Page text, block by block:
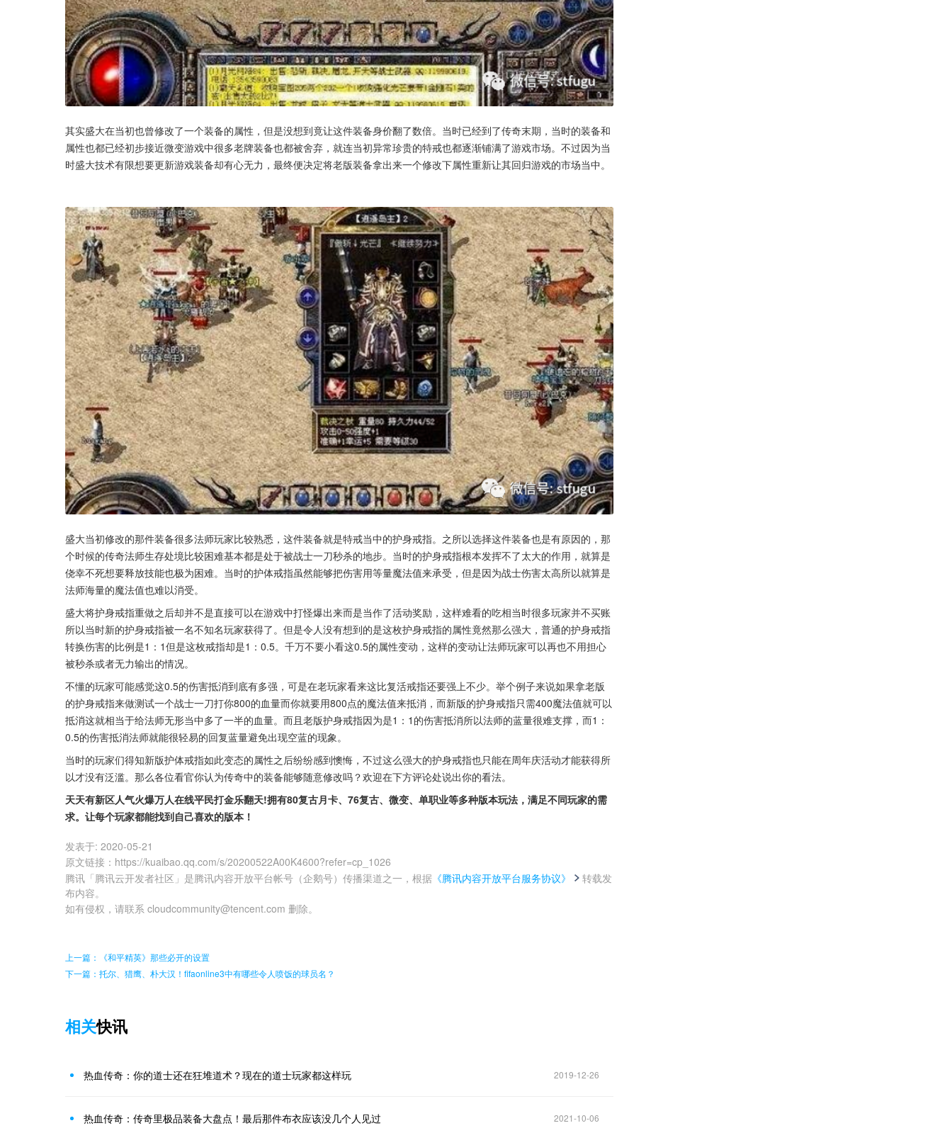
其实盛大在当初也曾修改了一个装备的属性，但是没想到竟让这件装备身价翻了数倍。当时已经到了传奇末期，当时的装备和
属性也都已经初步接近微变游戏中很多老牌装备也都被舍弃，就连当初异常珍贵的特戒也都逐渐铺满了游戏市场。不过因为当
时盛大技术有限想要更新游戏装备却有心无力，最终便决定将老版装备拿出来一个修改下属性重新让其回归游戏的市场当中。
盛大当初修改的那件装备很多法师玩家比较熟悉，这件装备就是特戒当中的护身戒指。之所以选择这件装备也是有原因的，那
个时候的传奇法师生存处境比较困难基本都是处于被战士一刀秒杀的地步。当时的护身戒指根本发挥不了太大的作用，就算是
侥幸不死想要释放技能也极为困难。当时的护体戒指虽然能够把伤害用等量魔法值来承受，但是因为战士伤害太高所以就算是
法师海量的魔法值也难以消受。
盛大将护身戒指重做之后却并不是直接可以在游戏中打怪爆出来而是当作了活动奖励，这样难看的吃相当时很多玩家并不买账
所以当时新的护身戒指被一名不知名玩家获得了。但是令人没有想到的是这枚护身戒指的属性竟然那么强大，普通的护身戒指
转换伤害的比例是1：1但是这枚戒指却是1：0.5。千万不要小看这0.5的属性变动，这样的变动让法师玩家可以再也不用担心
被秒杀或者无力输出的情况。
不懂的玩家可能感觉这0.5的伤害抵消到底有多强，可是在老玩家看来这比复活戒指还要强上不少。举个例子来说如果拿老版
的护身戒指来做测试一个战士一刀打你800的血量而你就要用800点的魔法值来抵消，而新版的护身戒指只需400魔法值就可以
抵消这就相当于给法师无形当中多了一半的血量。而且老版护身戒指因为是1：1的伤害抵消所以法师的蓝量很难支撑，而1：
0.5的伤害抵消法师就能很轻易的回复蓝量避免出现空蓝的现象。
当时的玩家们得知新版护体戒指如此变态的属性之后纷纷感到懊悔，不过这么强大的护身戒指也只能在周年庆活动才能获得所
以才没有泛滥。那么各位看官你认为传奇中的装备能够随意修改吗？欢迎在下方评论处说出你的看法。
天天有新区人气火爆万人在线平民打金乐翻天!拥有80复古月卡、76复古、微变、单职业等多种版本玩法，满足不同玩家的需
求。让每个玩家都能找到自己喜欢的版本！
发表于: 2020-05-21
原文链接 ： https://kuaibao.qq.com/s/20200522A00K4600?refer=cp_1026
腾讯「腾讯云开发者社区」是腾讯内容开放平台帐号（企鹅号）传播渠道之一，根据 《腾讯内容开放平台服务协议》
转载发
布内容。
如有侵权，请联系 cloudcommunity@tencent.com 删除。
上一篇：《和平精英》那些必开的设置
下一篇：托尔、猎鹰、朴大汉！fifaonline3中有哪些令人喷饭的球员名？
相关快讯
热血传奇：你的道士还在狂堆道术？现在的道士玩家都这样玩 2019-12-26
热血传奇：传奇里极品装备大盘点！最后那件布衣应该没几个人见过 2021-10-06